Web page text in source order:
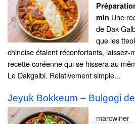
min Une
de Dak
que les
chinoise étaient réconfortants, laissez-
recette coréenne qui se hissera au
Le Dakgalbi. Relativement simple...
Jeyuk Bokkeum – Bulgogi
marcwiner